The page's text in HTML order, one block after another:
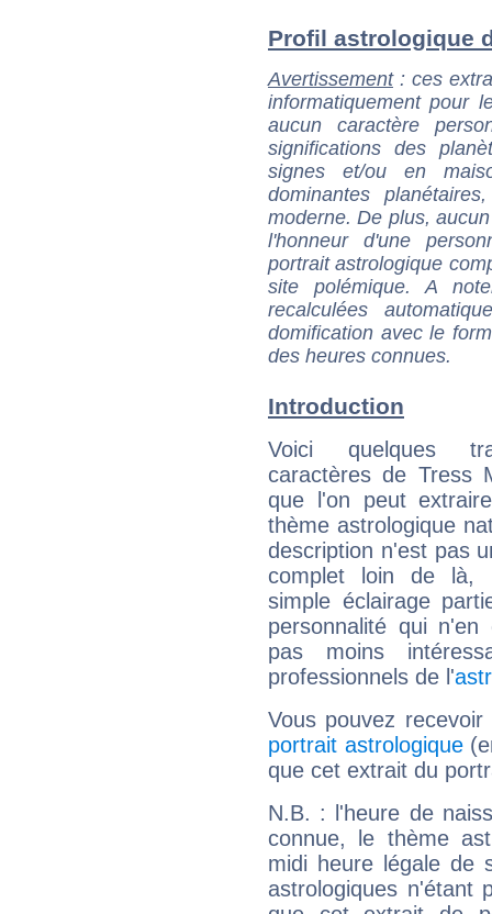
Profil astrologique
Avertissement: ces
informatiquement pour
aucun caractère
significations des
signes et/ou en
dominantes
moderne. De plus,
l'honneur d'une
portrait astrologique
site polémique. A
recalculées
domification avec le
des heures connues.
Introduction
Voici quelques
caractères de Tress
que l'on peut
thème astrologique
description n'est pas
complet loin de là,
simple éclairage
personnalité qui n'en
pas moins
professionnels de l'
Vous pouvez
portrait astrologique
que cet extrait du
N.B. : l'heure de
connue, le thème
midi heure légale de
astrologiques n'étant